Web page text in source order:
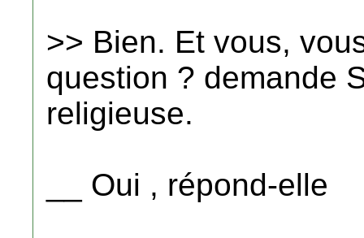
>> Bien. Et vous,
question ? demande
religieuse.
__ Oui , répond-elle